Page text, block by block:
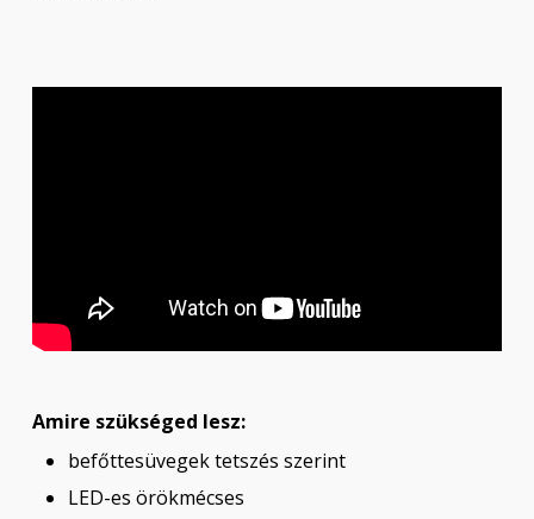
Amire szükséged lesz:
befőttesüvegek tetszés szerint
LED-es örökmécses